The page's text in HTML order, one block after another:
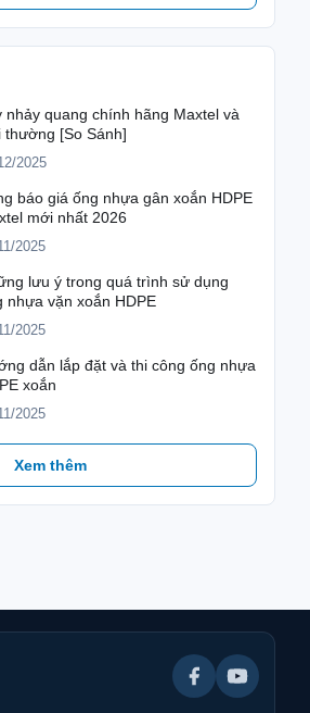
nhảy quang chính hãng Maxtel và
thường [So Sánh]
2025
báo giá ống nhựa gân xoắn HDPE
mới nhất 2026
2025
lưu ý trong quá trình sử dụng
nhựa vặn xoắn HDPE
2025
dẫn lắp đặt và thi công ống nhựa
xoắn
2025
Xem thêm